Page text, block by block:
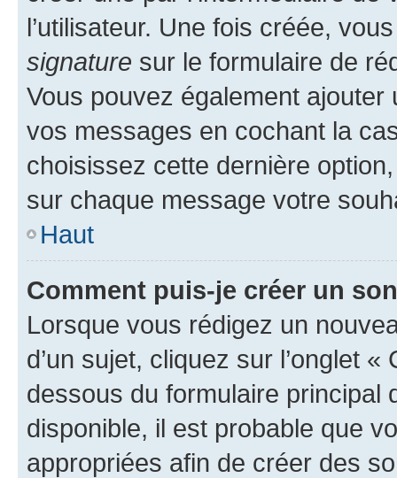
l’utilisateur. Une fois créée,
signature sur le formulaire de
Vous pouvez également
vos messages en cochant la
choisissez cette dernière
sur chaque message votre
Haut
Comment puis-je créer un
Lorsque vous rédigez un
d’un sujet, cliquez sur l’onglet
dessous du formulaire principal
disponible, il est probable que
appropriées afin de créer des